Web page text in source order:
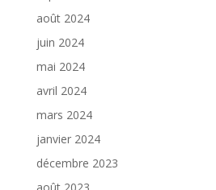
août 2024
juin 2024
mai 2024
avril 2024
mars 2024
janvier 2024
décembre 2023